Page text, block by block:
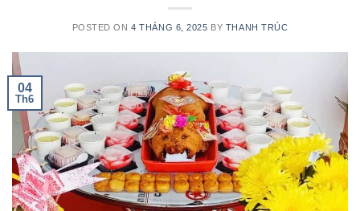
POSTED ON4 THÁNG 6, 2025 BY THANH TRÚC
04
Th6